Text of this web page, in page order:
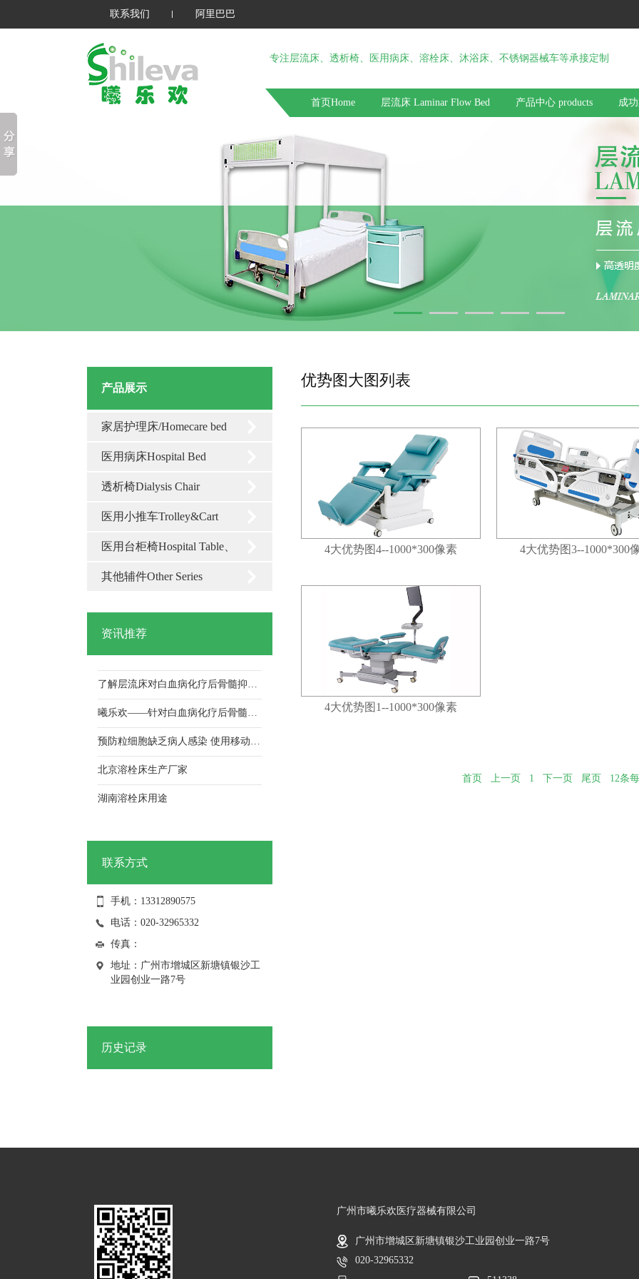
联系我们 阿里巴巴
专注层流床、透析椅、医用病床、溶栓床、沐浴床、不锈钢器械车等承接定制
首页Home 层流床 Laminar Flow Bed 产品中心 products 成功
产品展示
家居护理床/Homecare bed
医用病床Hospital Bed
透析椅Dialysis Chair
医用小推车Trolley&Cart
医用台柜椅Hospital Table、
Cabinets、Chair
其他辅件Other Series
资讯推荐
北京溶栓床生产厂家
湖南溶栓床用途
祝贺我司连续获得高新技术企业 证书
了解层流床对白血病化疗后骨髓抑制期病人的应用及护理！
联系方式
手机：13312890575
电话：020-32965332
传真：
地址：广州市增城区新塘镇银沙工
业园创业一路7号
历史记录
优势图大图列表
4大优势图4--1000*300像素 4大优势图3--1000*300
4大优势图1--1000*300像素
首页 上一页 1 下一页 尾页 12条
广州市曦乐欢医疗器械有限公司
广州市增城区新塘镇银沙工业园创业一路7号
020-32965332